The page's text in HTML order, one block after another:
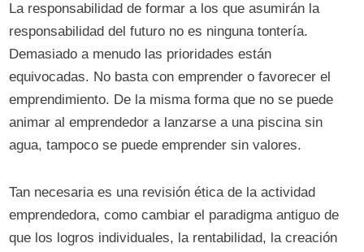
La responsabilidad de formar a los que asumirán la
responsabilidad del futuro no es ninguna tontería.
Demasiado a menudo las prioridades están
equivocadas. No basta con emprender o favorecer el
emprendimiento. De la misma forma que no se puede
animar al emprendedor a lanzarse a una piscina sin
agua, tampoco se puede emprender sin valores.
Tan necesaria es una revisión ética de la actividad
emprendedora, como cambiar el paradigma antiguo de
que los logros individuales, la rentabilidad, la creación